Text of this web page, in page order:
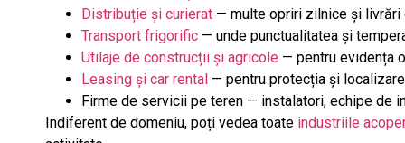
Distribuție și curierat — multe opriri zilnice și livrări
Transport frigorific — unde punctualitatea și
Utilaje de construcții și agricole — pentru evidența
Leasing și car rental — pentru protecția și
Firme de servicii pe teren — instalatori, echipe de
Indiferent de domeniu, poți vedea toate industriile